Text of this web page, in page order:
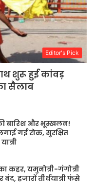
Editor's Pick
शुरू हुई कांवड़
सैलाब
बारिश और भूस्खलन!
गई रोक, सुरक्षित
कहर, यमुनोत्री-गंगोत्री
हजारों तीर्थयात्री फंसे